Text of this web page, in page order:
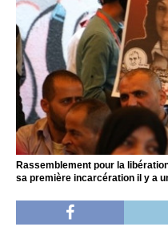
Rassemblement pour la
sa première incarcération il y a